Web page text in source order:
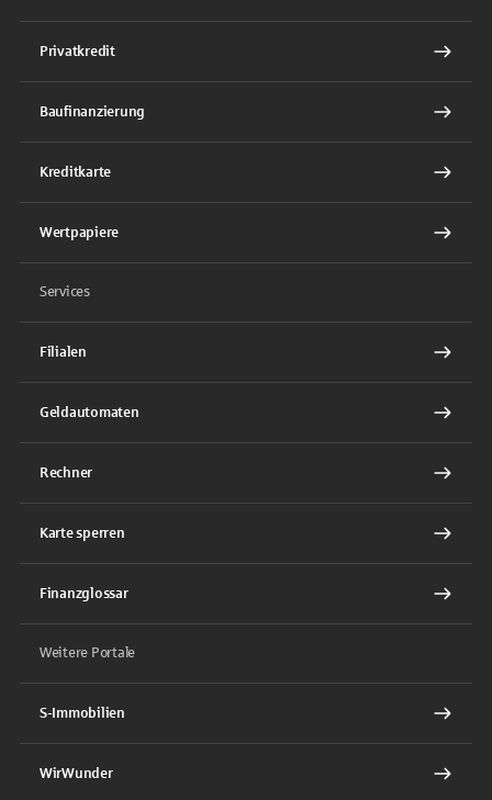
Privatkredit
Baufinanzierung
Kreditkarte
Wertpapiere
Services
Filialen
Geldautomaten
Rechner
Karte sperren
Finanzglossar
Weitere Portale
S-Immobilien
WirWunder